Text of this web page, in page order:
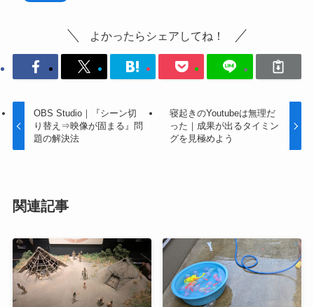
よかったらシェアしてね！
OBS Studio｜『シーン切
り替え⇒映像が固まる』問
題の解決法
寝起きのYoutubeは無理だ
った｜成果が出るタイミン
グを見極めよう
関連記事